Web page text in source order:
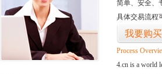
简单、安全、
具体交易流程
我要购买
Process
4.cn is a world